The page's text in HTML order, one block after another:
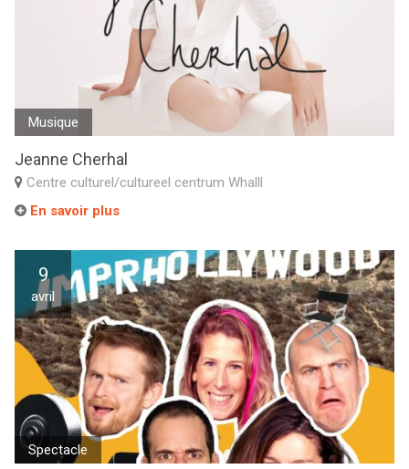
Musique
Jeanne Cherhal
Centre culturel/cultureel centrum Whalll
En savoir plus
9
avril
Spectacle